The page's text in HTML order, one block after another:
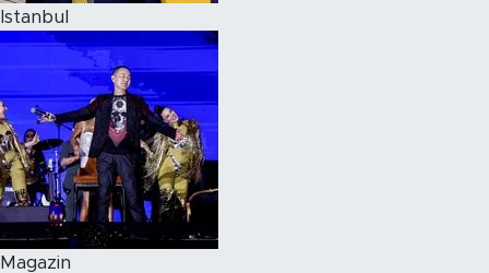
Istanbul
Magazin